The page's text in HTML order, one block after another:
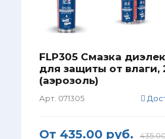
FLP305 Смазка
для защиты от влаги,
(аэрозоль)
Арт. 071305
От 435.00 руб.